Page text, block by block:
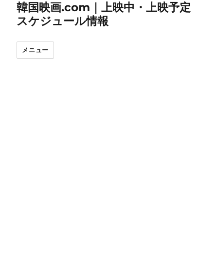
韓国映画.com｜上映中・上映予定
スケジュール情報
メニュー